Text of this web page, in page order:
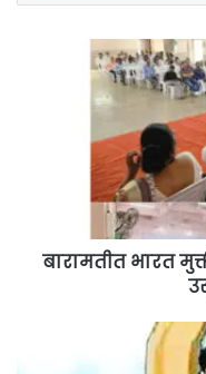
बारामतीत भारत